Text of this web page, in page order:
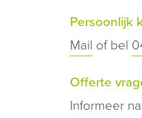
Persoonlijk
Mail of bel
Offerte
Informeer